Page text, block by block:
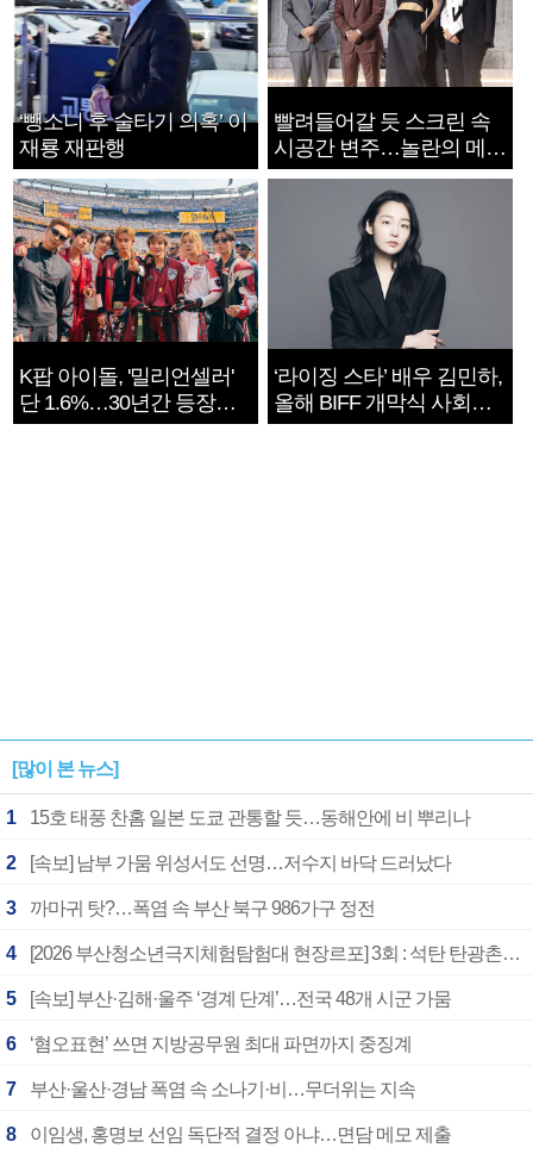
‘뺑소니 후 술타기 의혹’ 이
재룡 재판행
빨려들어갈 듯 스크린 속
시공간 변주…놀란의 메시
지는 ‘전쟁 속죄’
K팝 아이돌, '밀리언셀러'
단 1.6%…30년간 등장
1182개팀 전수조사
‘라이징 스타’ 배우 김민하,
올해 BIFF 개막식 사회자
확정
[많이 본 뉴스]
1 15호 태풍 찬홈 일본 도쿄 관통할 듯…동해안에 비 뿌리나
2 [속보] 남부 가뭄 위성서도 선명…저수지 바닥 드러났다
3 까마귀 탓?…폭염 속 부산 북구 986가구 정전
4 [2026 부산청소년극지체험탐험대 현장르포] 3회 : 석탄 탄광촌에서 북극 연구의 중심지로
5 [속보] 부산·김해·울주 ‘경계 단계’…전국 48개 시군 가뭄
6 ‘혐오표현’ 쓰면 지방공무원 최대 파면까지 중징계
7 부산·울산·경남 폭염 속 소나기·비…무더위는 지속
8 이임생, 홍명보 선임 독단적 결정 아냐…면담 메모 제출